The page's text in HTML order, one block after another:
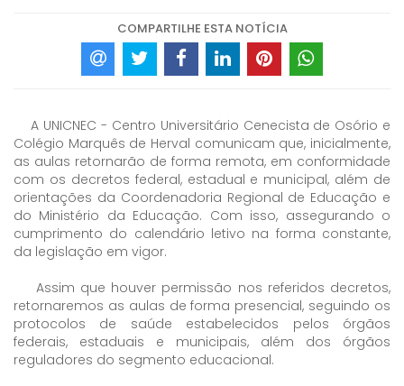
COMPARTILHE ESTA NOTÍCIA
A UNICNEC - Centro Universitário Cenecista de Osório e
Colégio Marquês de Herval comunicam que, inicialmente,
as aulas retornarão de forma remota, em conformidade
com os decretos federal, estadual e municipal, além de
orientações da Coordenadoria Regional de Educação e
do Ministério da Educação. Com isso, assegurando o
cumprimento do calendário letivo na forma constante,
da legislação em vigor.
Assim que houver permissão nos referidos decretos,
retornaremos as aulas de forma presencial, seguindo os
protocolos de saúde estabelecidos pelos órgãos
federais, estaduais e municipais, além dos órgãos
reguladores do segmento educacional.